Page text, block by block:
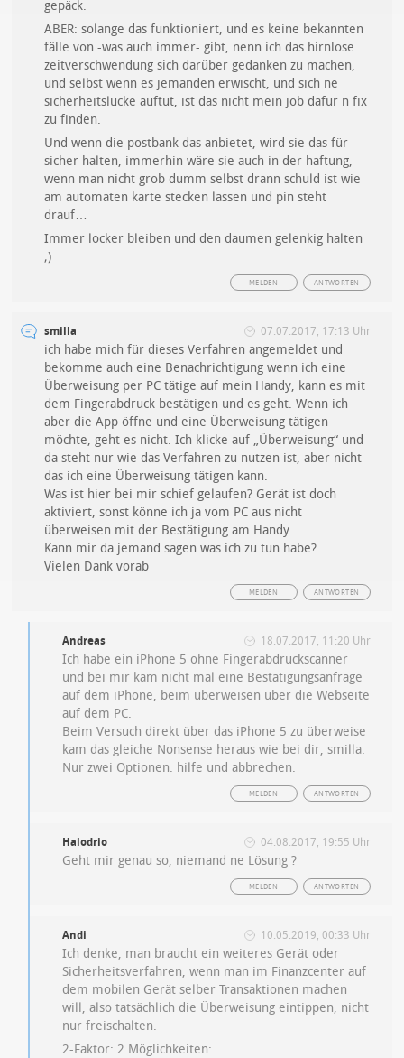
gepäck.
ABER: solange das funktioniert, und es keine bekannten
fälle von -was auch immer- gibt, nenn ich das hirnlose
zeitverschwendung sich darüber gedanken zu machen,
und selbst wenn es jemanden erwischt, und sich ne
sicherheitslücke auftut, ist das nicht mein job dafür n fix
zu finden.
Und wenn die postbank das anbietet, wird sie das für
sicher halten, immerhin wäre sie auch in der haftung,
wenn man nicht grob dumm selbst drann schuld ist wie
am automaten karte stecken lassen und pin steht
drauf…
Immer locker bleiben und den daumen gelenkig halten
;)
ANTWORTEN
MELDEN
smilla 07.07.2017, 17:13 Uhr
ich habe mich für dieses Verfahren angemeldet und
bekomme auch eine Benachrichtigung wenn ich eine
Überweisung per PC tätige auf mein Handy, kann es mit
dem Fingerabdruck bestätigen und es geht. Wenn ich
aber die App öffne und eine Überweisung tätigen
möchte, geht es nicht. Ich klicke auf „Überweisung“ und
da steht nur wie das Verfahren zu nutzen ist, aber nicht
das ich eine Überweisung tätigen kann.
Was ist hier bei mir schief gelaufen? Gerät ist doch
aktiviert, sonst könne ich ja vom PC aus nicht
überweisen mit der Bestätigung am Handy.
Kann mir da jemand sagen was ich zu tun habe?
Vielen Dank vorab
ANTWORTEN
MELDEN
Andreas 18.07.2017, 11:20 Uhr
Ich habe ein iPhone 5 ohne Fingerabdruckscanner
und bei mir kam nicht mal eine Bestätigungsanfrage
auf dem iPhone, beim überweisen über die Webseite
auf dem PC.
Beim Versuch direkt über das iPhone 5 zu überweise
kam das gleiche Nonsense heraus wie bei dir, smilla.
Nur zwei Optionen: hilfe und abbrechen.
ANTWORTEN
MELDEN
Halodrio 04.08.2017, 19:55 Uhr
Geht mir genau so, niemand ne Lösung ?
ANTWORTEN
MELDEN
Andi 10.05.2019, 00:33 Uhr
Ich denke, man braucht ein weiteres Gerät oder
Sicherheitsverfahren, wenn man im Finanzcenter auf
dem mobilen Gerät selber Transaktionen machen
will, also tatsächlich die Überweisung eintippen, nicht
nur freischalten.
2-Faktor: 2 Möglichkeiten: